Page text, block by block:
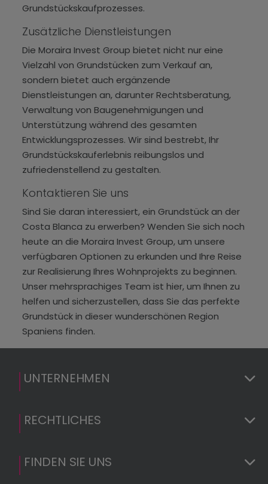
Grundstückskaufprozesses.
Zusätzliche Dienstleistungen
Die Moraira Invest Group bietet nicht nur eine
Vielzahl von Grundstücken zum Verkauf an,
sondern bietet auch ergänzende
Dienstleistungen an, darunter Rechtsberatung,
Verwaltung von Baugenehmigungen und
Unterstützung während des gesamten
Entwicklungsprozesses. Wir sind bestrebt, Ihr
Grundstückskauferlebnis reibungslos und
zufriedenstellend zu gestalten.
Kontaktieren Sie uns
Sind Sie daran interessiert, ein Grundstück an der
Costa Blanca zu erwerben? Wenden Sie sich noch
heute an die Moraira Invest Group, um unsere
verfügbaren Optionen zu erkunden und Ihre Reise
zur Realisierung Ihres Wohnprojekts zu beginnen.
Unser mehrsprachiges Team ist hier, um Ihnen zu
helfen und sicherzustellen, dass Sie das perfekte
Grundstück in dieser wunderschönen Region
Spaniens finden.
UNTERNEHMEN
RECHTLICHES
FINDEN SIE UNS